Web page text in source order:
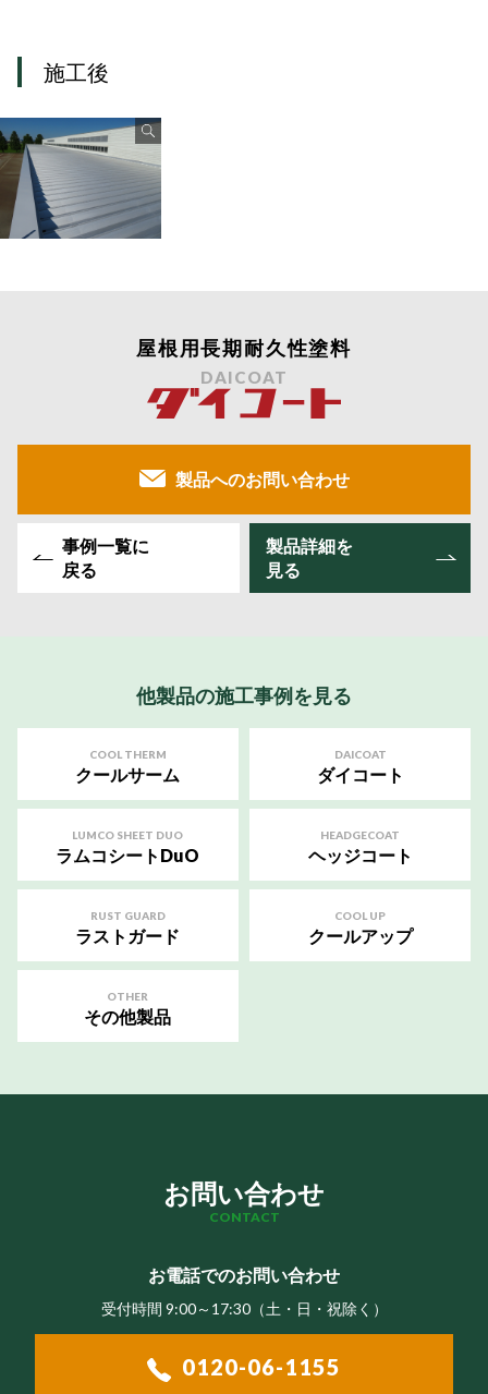
施工後
屋根用長期耐久性塗料
DAICOAT
製品へのお問い合わせ
事例一覧に
戻る
製品詳細を
見る
他製品の施工事例を見る
COOL THERM
クールサーム
DAICOAT
ダイコート
LUMCO SHEET DUO
ラムコシートDuO
HEADGECOAT
ヘッジコート
RUST GUARD
ラストガード
COOL UP
クールアップ
OTHER
その他製品
お問い合わせ
CONTACT
お電話でのお問い合わせ
受付時間 9:00～17:30（⼟・⽇・祝除く）
0120-06-1155